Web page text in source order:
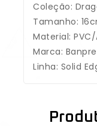
Coleção:
Tamanho:
Material: PVC/
Marca:
Linha: Solid